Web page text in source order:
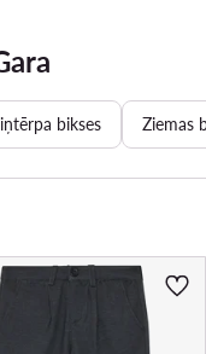
bikses Ziemas